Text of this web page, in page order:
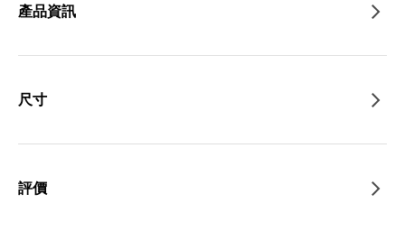
產品資訊
尺寸
評價